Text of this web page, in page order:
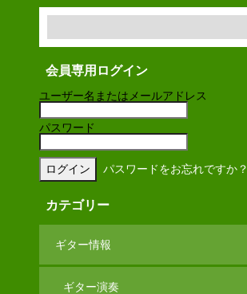
会員専用ログイン
ユーザー名またはメールアドレス
パスワード
パスワードをお忘れですか？
カテゴリー
ギター情報
ギター演奏